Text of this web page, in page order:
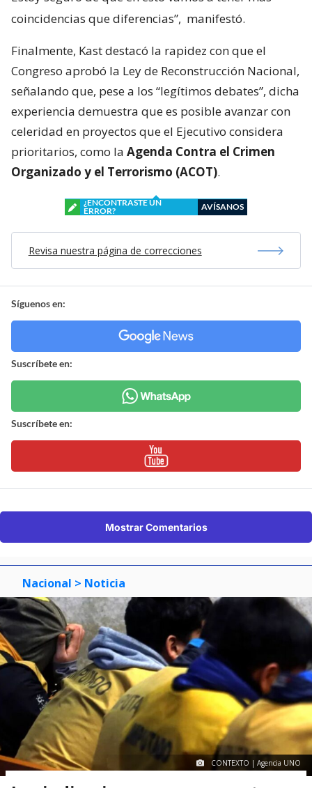
coincidencias que diferencias”, manifestó.
Finalmente, Kast destacó la rapidez con que el
Congreso aprobó la Ley de Reconstrucción Nacional,
señalando que, pese a los “legítimos debates”, dicha
experiencia demuestra que es posible avanzar con
celeridad en proyectos que el Ejecutivo considera
prioritarios, como la Agenda Contra el Crimen
Organizado y el Terrorismo (ACOT).
¿ENCONTRASTE UN
ERROR?
AVÍSANOS
Revisa nuestra página de correcciones
Síguenos en:
Suscríbete en:
Suscríbete en:
Mostrar Comentarios
Nacional > Noticia
CONTEXTO | Agencia UNO